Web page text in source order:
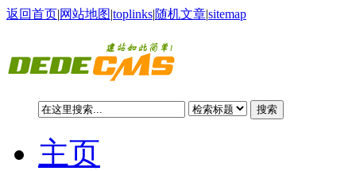
返回首页|网站地图|toplinks|随机文章|sitemap
搜索
主页